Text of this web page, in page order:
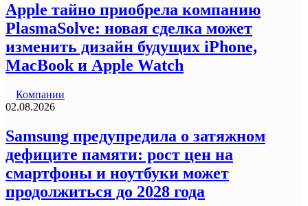
Apple тайно приобрела компанию
PlasmaSolve: новая сделка может
изменить дизайн будущих iPhone,
MacBook и Apple Watch
Компании
02.08.2026
Samsung предупредила о затяжном
дефиците памяти: рост цен на
смартфоны и ноутбуки может
продолжиться до 2028 года